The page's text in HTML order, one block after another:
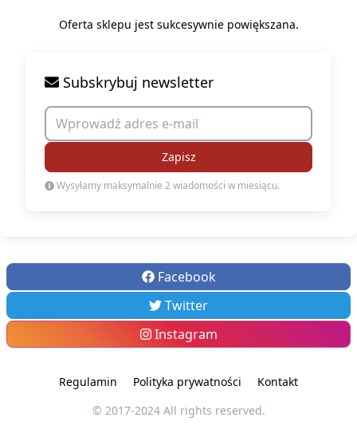
Oferta sklepu jest sukcesywnie powiększana.
Subskrybuj newsletter
Zapisz
Wysyłamy maksymalnie 2 wiadomości w miesiącu.
Facebook
Twitter
Instagram
Regulamin Polityka prywatności
Kontakt
© 2017-2024 All rights reserved.